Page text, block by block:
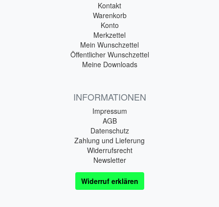
Kontakt
Warenkorb
Konto
Merkzettel
Mein Wunschzettel
Öffentlicher Wunschzettel
Meine Downloads
INFORMATIONEN
Impressum
AGB
Datenschutz
Zahlung und Lieferung
Widerrufsrecht
Newsletter
Widerruf erklären